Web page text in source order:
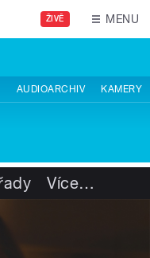
ŽIVĚ MENU
AUDIOARCHIV KAMERY
Více…